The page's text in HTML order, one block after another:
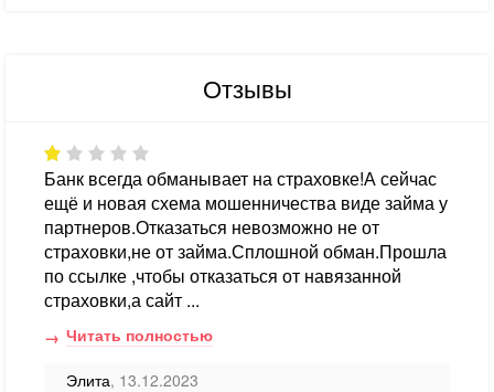
Отзывы
Банк всегда обманывает на страховке!А сейчас
ещё и новая схема мошенничества виде займа у
партнеров.Отказаться невозможно не от
страховки,не от займа.Сплошной обман.Прошла
по ссылке ,чтобы отказаться от навязанной
страховки,а сайт ...
Читать полностью
Элита, 13.12.2023